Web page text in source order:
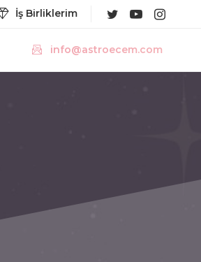
İş Birliklerim
info@astroecem.com